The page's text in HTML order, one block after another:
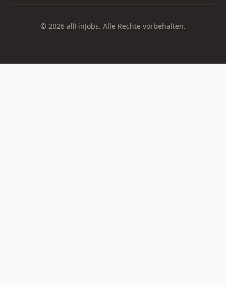
© 2026 allFinJobs. Alle Rechte vorbehalten.